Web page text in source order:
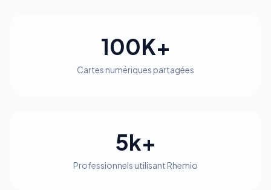
100K+
Cartes numériques partagées
5k+
Professionnels utilisant Rhemio